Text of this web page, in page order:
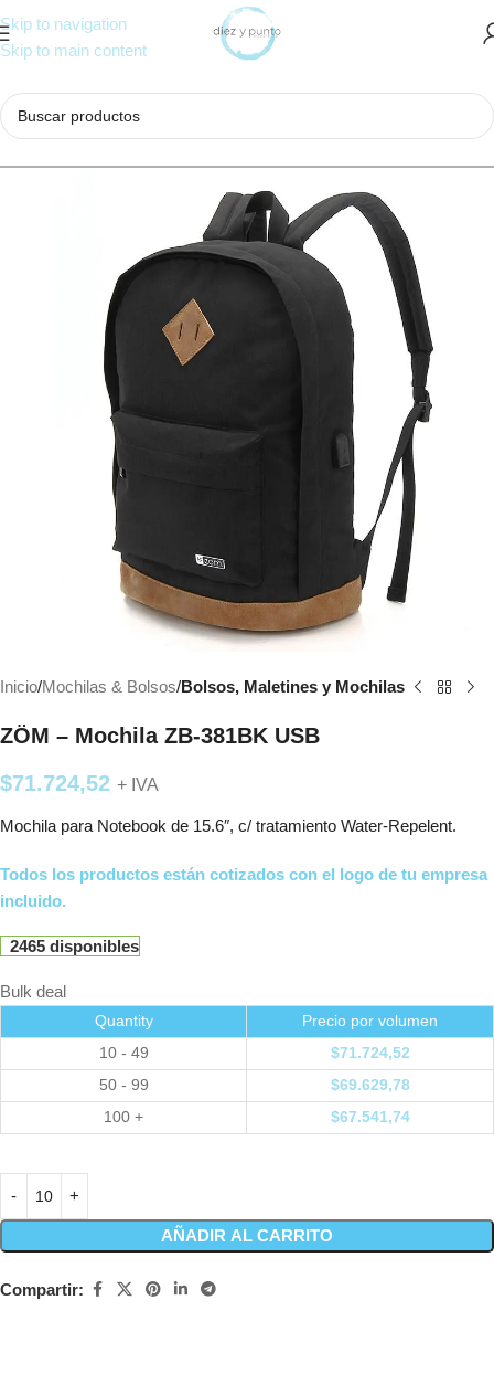
Skip to navigation
Skip to main content
Inicio Mochilas & Bolsos Bolsos, Maletines y Mochilas
ZÖM – Mochila ZB-381BK USB
$71.724,52 + IVA
Mochila para Notebook de 15.6″, c/ tratamiento Water-Repelent.
Todos los productos están cotizados con el logo de tu empresa
incluido.
2465 disponibles
Bulk deal
Quantity
Precio por volumen
10 - 49
$71.724,52
50 - 99
$69.629,78
100 +
$67.541,74
AÑADIR AL CARRITO
Compartir: